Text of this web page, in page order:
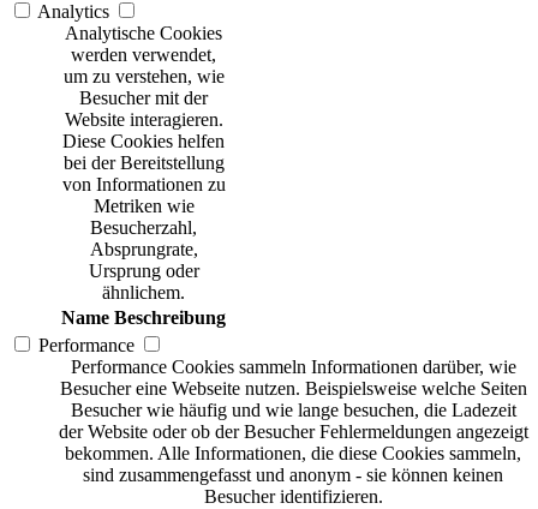
Analytics
Analytische Cookies
werden verwendet,
um zu verstehen, wie
Besucher mit der
Website interagieren.
Diese Cookies helfen
bei der Bereitstellung
von Informationen zu
Metriken wie
Besucherzahl,
Absprungrate,
Ursprung oder
ähnlichem.
Name Beschreibung
Performance
Performance Cookies sammeln Informationen darüber, wie
Besucher eine Webseite nutzen. Beispielsweise welche Seiten
Besucher wie häufig und wie lange besuchen, die Ladezeit
der Website oder ob der Besucher Fehlermeldungen angezeigt
bekommen. Alle Informationen, die diese Cookies sammeln,
sind zusammengefasst und anonym - sie können keinen
Besucher identifizieren.